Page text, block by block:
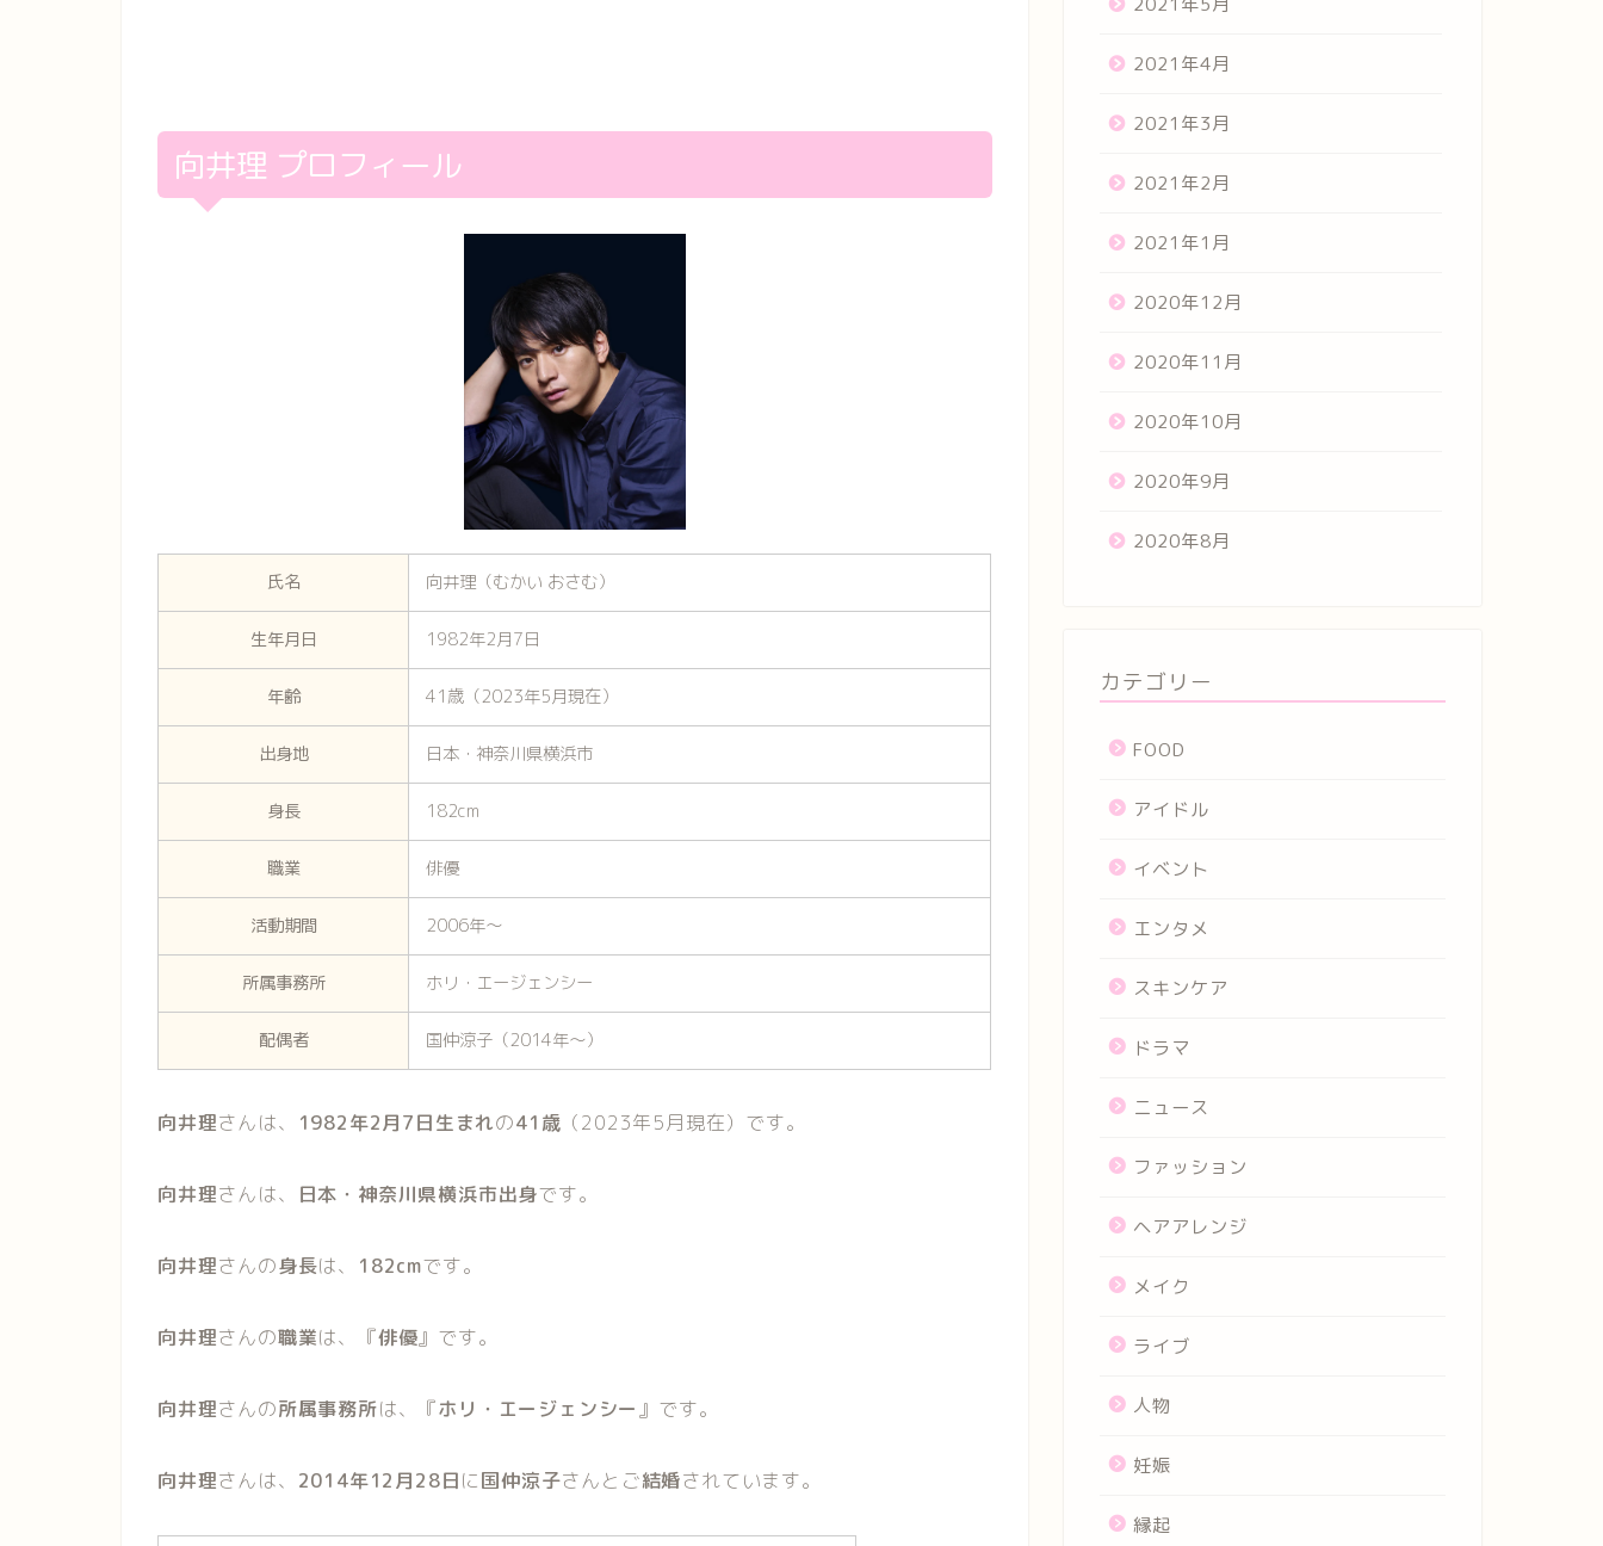
向井理 プロフィール
氏名 向井理（むかい おさむ）
生年月日 1982年2月7日
年齢 41歳（2023年5月現在）
出身地 日本・神奈川県横浜市
身長 182cm
職業 俳優
活動期間 2006年〜
所属事務所 ホリ・エージェンシー
配偶者 国仲涼子（2014年〜）
向井理さんは、 1982年2月7日生まれの41歳 （2023年5月現在）です。
向井理さんは、 日本・神奈川県横浜市出身です。
向井理さんの身長は、 182cmです。
向井理さんの職業は、『俳優』です。
向井理さんの所属事務所は、『ホリ・エージェンシー』です。
向井理さんは、 2014年12月28日に国仲涼子さんとご結婚されています。
2021年4月
2021年3月
2021年2月
2021年1月
2020年12月
2020年11月
2020年10月
2020年9月
2020年8月
カテゴリー
FOOD
アイドル
イベント
エンタメ
スキンケア
ドラマ
ニュース
ファッション
ヘアアレンジ
メイク
ライブ
人物
妊娠
縁起